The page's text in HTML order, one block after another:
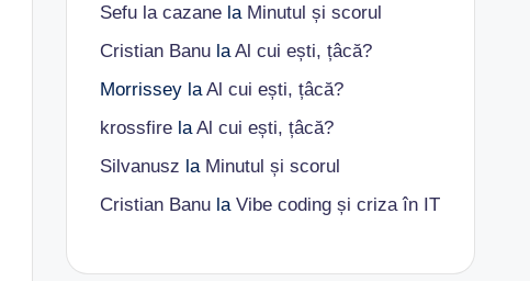
Sefu la cazanela Minutul și scorul
Cristian BanulaAl cui ești, țâcă?
MorrisseylaAl cui ești, țâcă?
krossfirelaAl cui ești, țâcă?
Silvanusz la Minutul și scorul
Cristian Banula Vibe coding și criza în IT